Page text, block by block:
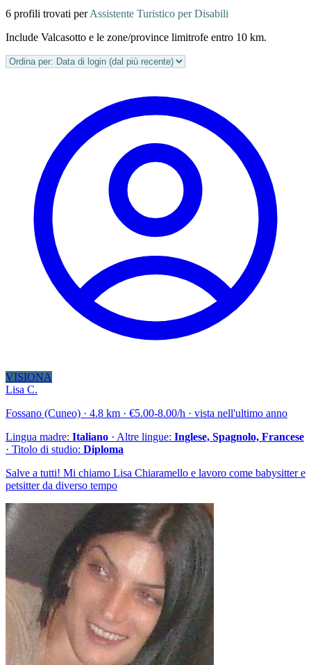
6 profili trovati perAssistente Turistico per Disabili
Include Valcasotto e le zone/province limitrofe entro 10 km.
VISIONA
Lisa C.
Fossano (Cuneo) · 4.8 km · €5.00-8.00/h · vista nell'ultimo anno
Lingua madre: Italiano · Altre lingue: Inglese, Spagnolo, Francese
· Titolo di studio: Diploma
Salve a tutti! Mi chiamo Lisa Chiaramello e lavoro come babysitter e
petsitter da diverso tempo